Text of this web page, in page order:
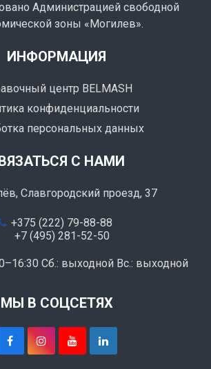
Администрацией свободной
зоны «Могилев».
ИНФОРМАЦИЯ
центр BELMASH
конфиденциальности
персональных данных
С НАМИ
Славгородский проезд, 37
+375 (222) 79-88-88
+7 (495) 281-52-50
Сб.: выходной Вс.: выходной
МЫ В СОЦСЕТЯХ